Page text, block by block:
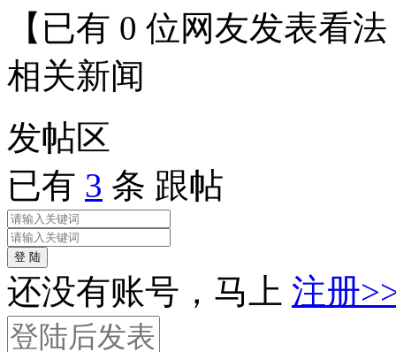
【已有 0 位网友发表看法
相关新闻
发帖区
已有 3 条 跟帖
登 陆
还没有账号，马上 注册